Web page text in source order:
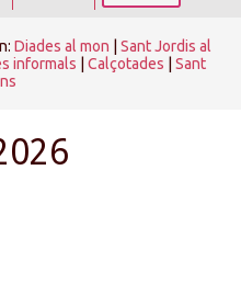
Diades al mon
Sant Jordis al
informals Calçotades
Sant